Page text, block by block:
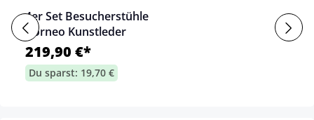
4er Set Besucherstühle
Borneo Kunstleder
219,90 €*
Du sparst: 19,70 €